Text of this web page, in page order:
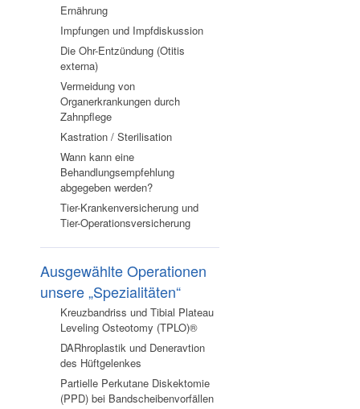
Ernährung
Impfungen und Impfdiskussion
Die Ohr-Entzündung (Otitis
externa)
Vermeidung von
Organerkrankungen durch
Zahnpflege
Kastration / Sterilisation
Wann kann eine
Behandlungsempfehlung
abgegeben werden?
Tier-Krankenversicherung und
Tier-Operationsversicherung
Ausgewählte Operationen
unsere „Spezialitäten“
Kreuzbandriss und Tibial Plateau
Leveling Osteotomy (TPLO)®
DARhroplastik und Deneravtion
des Hüftgelenkes
Partielle Perkutane Diskektomie
(PPD) bei Bandscheibenvorfällen